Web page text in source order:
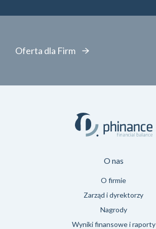
Oferta dla Firm
O nas
O firmie
Zarząd i dyrektorzy
Nagrody
Wyniki finansowe i raporty